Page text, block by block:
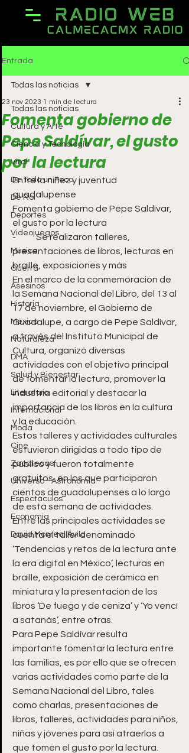
Entrada
Todas las noticias
Cultura y Arte
Ciencia y Tecnología
Viral
De Todo un Poco
De Rol
Deportes
Videojuegos
Música
Guerra
Asesinos
Historia
México
Naturaleza
DMA
Salud y Bienestar
Literatura
Internacional
Moda
Cine
Zacatecas
Universo - Astronomía
Espectáculos
Economía
David Monreal Ávila
Todas las noticias
Fomenta gobierno de
Pepe Saldívar, el gusto
por la lectura
23 nov 2023 1 min de lectura
Entre la niñez y juventud
guadalupense
Fomenta gobierno de Pepe Saldívar,
el gusto por la lectura
-	Se realizaron talleres,
presentaciones de libros, lecturas en
braille, exposiciones y más
En el marco de la conmemoración de
la Semana Nacional del Libro, del 13 al
17 de noviembre, el Gobierno de
Guadalupe, a cargo de Pepe Saldívar,
a través del Instituto Municipal de
Cultura, organizó diversas
actividades con el objetivo principal
de fomentar la lectura, promover la
industria editorial y destacar la
importancia de los libros en la cultura
y la educación.
Estos talleres y actividades culturales
estuvieron dirigidas a todo tipo de
público y fueron totalmente
gratuitos, en los que participaron
cientos de guadalupenses a lo largo
de esta semana de actividades.
Entre las principales actividades se
cuenta el taller denominado
‘Tendencias y retos de la lectura ante
la era digital en México’, lecturas en
braille, exposición de cerámica en
miniatura y la presentación de los
libros ‘De fuego y de ceniza’ y ‘Yo vencí
a satanás’, entre otras.
Para Pepe Saldívar resulta
importante fomentar la lectura entre
las familias, es por ello que se ofrecen
varias actividades como parte de la
Semana Nacional del Libro, tales
como charlas, presentaciones de
libros, talleres, actividades para niños,
niñas y jóvenes para así atraerlos a
que tomen el gusto por la lectura.